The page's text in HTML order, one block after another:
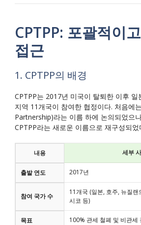
CPTPP: 포괄적이
접근
1. CPTPP의 배경
CPTPP는 2017년 미국이 탈퇴한 이후 일
지역 11개국이 참여한 협정이다. 처음에
Partnership)라는 이름 하에 논의되었으
CPTPP라는 새로운 이름으로 재구성되었
내용 세부
출발 연도 2017년
참여 국가 수
11개국 (일본, 호주, 뉴질랜
시코 등)
목표 100% 관세 철폐 및 비관세